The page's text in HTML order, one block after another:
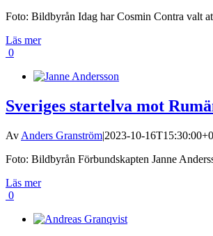
Foto: Bildbyrån Idag har Cosmin Contra valt
Läs mer
0
Sveriges startelva mot
Av Anders Granström|2023-10-
Foto: Bildbyrån Förbundskapten Janne
Läs mer
0